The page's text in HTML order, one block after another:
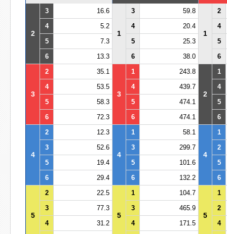
2
3 16.6
1
3 59.8
1
2
4
5.2 4 20.4
4
5
7.3 5 25.3
5
6
13.3 6 38.0 6
3
2 35.1
3
1 243.8
2
1
4
53.5 4 439.7
4
5
58.3 5 474.1
5
6
72.3 6 474.1 6
4
2 12.3
4
1 58.1
4
1
3
52.6 3 299.7
2
5
19.4 5 101.6
5
6
29.4 6 132.2 6
5
2 22.5
5
1 104.7
5
1
3
77.3 3 465.9
2
4
31.2 4 171.5
4